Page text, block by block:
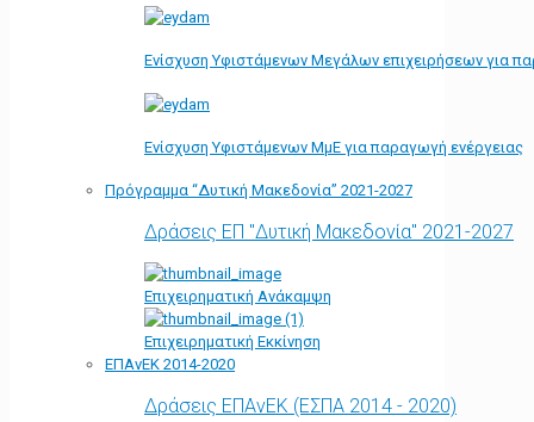
Ενίσχυση Υφιστάμενων Μεγάλων επιχειρήσεων για
Ενίσχυση Υφιστάμενων ΜμΕ για παραγωγή ενέργειας
Πρόγραμμα “Δυτική Μακεδονία” 2021-2027
Δράσεις ΕΠ "Δυτική Μακεδονία" 2021-2027
Επιχειρηματική Ανάκαμψη
Επιχειρηματική Εκκίνηση
ΕΠΑνΕΚ 2014-2020
Δράσεις ΕΠΑνΕΚ (ΕΣΠΑ 2014 - 2020)